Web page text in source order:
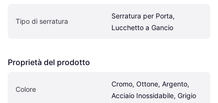
Tipo di serratura
Serratura per Porta,
Lucchetto a Gancio
Proprietà del prodotto
Colore
Cromo, Ottone, Argento,
Acciaio Inossidabile, Grigio